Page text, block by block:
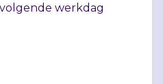
werkdag